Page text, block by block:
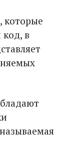
которые
в